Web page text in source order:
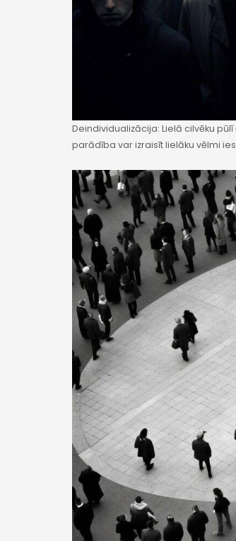
Deindividualizācija: Lielā cilvēku
parādība var izraisīt lielāku vēlmi